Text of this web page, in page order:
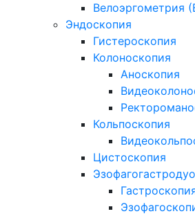
Велоэргометрия
Эндоскопия
Гистероскопия
Колоноскопия
Аноскопия
Кольпоскопия
Цистоскопия